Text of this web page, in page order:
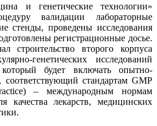
и генетические технологии»
валидации лабораторные
стенды, проведены исследования
регистрационные досье.
строительство второго корпуса
генетических исследований
будет включать опытно-
стандартам GMP
– международным нормам
качества лекарств, медицинских